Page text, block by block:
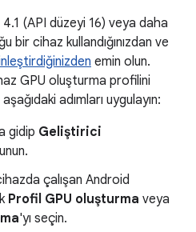
(API düzeyi 16) veya daha
bir cihaz kullandığınızdan ve
emin olun.
GPU oluşturma profilini
adımları uygulayın:
gidip Geliştirici
çalışan Android
Profil GPU oluşturma veya
'yı seçin.